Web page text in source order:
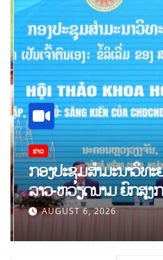
ຂ່າວ
ກອງປະຊຸມສໍາມະນາວິທະ
ລາວ-ຫວຽດນາມ ຍົກສູງ
ທິດສະດີ ແລະ ພຶດຕິກໍາ ລ
ສ້າງເສດຖະກິດເອກະລາດເ
ແຂງ
AUGUST 6, 2026